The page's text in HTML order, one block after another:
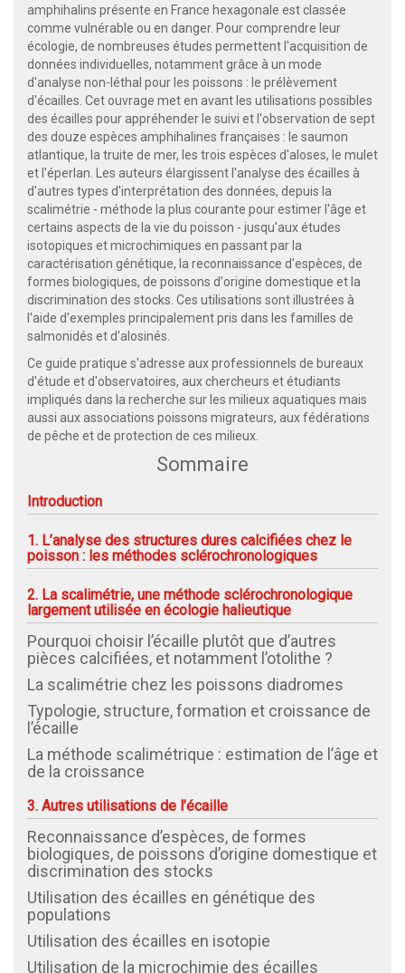
amphihalins présente en France hexagonale est classée
comme vulnérable ou en danger. Pour comprendre leur
écologie, de nombreuses études permettent l'acquisition de
données individuelles, notamment grâce à un mode
d'analyse non-léthal pour les poissons : le prélèvement
d'écailles. Cet ouvrage met en avant les utilisations possibles
des écailles pour appréhender le suivi et l'observation de sept
des douze espèces amphihalines françaises : le saumon
atlantique, la truite de mer, les trois espèces d'aloses, le mulet
et l'éperlan. Les auteurs élargissent l'analyse des écailles à
d'autres types d'interprétation des données, depuis la
scalimétrie - méthode la plus courante pour estimer l'âge et
certains aspects de la vie du poisson - jusqu'aux études
isotopiques et microchimiques en passant par la
caractérisation génétique, la reconnaissance d'espèces, de
formes biologiques, de poissons d'origine domestique et la
discrimination des stocks. Ces utilisations sont illustrées à
l'aide d'exemples principalement pris dans les familles de
salmonidés et d'alosinés.
Ce guide pratique s'adresse aux professionnels de bureaux
d'étude et d'observatoires, aux chercheurs et étudiants
impliqués dans la recherche sur les milieux aquatiques mais
aussi aux associations poissons migrateurs, aux fédérations
de pêche et de protection de ces milieux.
Sommaire
Introduction
1. L’analyse des structures dures calcifiées chez le
poisson : les méthodes sclérochronologiques
2. La scalimétrie, une méthode sclérochronologique
largement utilisée en écologie halieutique
Pourquoi choisir l’écaille plutôt que d’autres
pièces calcifiées, et notamment l’otolithe ?
La scalimétrie chez les poissons diadromes
Typologie, structure, formation et croissance de
l’écaille
La méthode scalimétrique : estimation de l’âge et
de la croissance
3. Autres utilisations de l’écaille
Reconnaissance d’espèces, de formes
biologiques, de poissons d’origine domestique et
discrimination des stocks
Utilisation des écailles en génétique des
populations
Utilisation des écailles en isotopie
Utilisation de la microchimie des écailles